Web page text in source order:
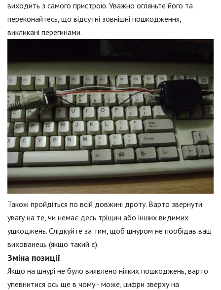
виходить з самого пристрою. Уважно огляньте його та
переконайтесь, що відсутні зовнішні пошкодження,
викликані перегинами.
Також пройдіться по всій довжині дроту. Варто звернути
увагу на те, чи немає десь тріщин або інших видимих
ушкоджень. Слідкуйте за тим, щоб шнуром не пообідав ваш
вихованець (якщо такий є).
Зміна позиції
Якщо на шнурі не було виявлено ніяких пошкоджень, варто
упевнитися ось ще в чому - може, цифри зверху на